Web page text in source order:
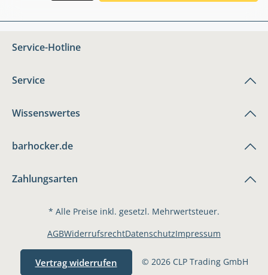
Service-Hotline
Service
Wissenswertes
barhocker.de
Zahlungsarten
* Alle Preise inkl. gesetzl. Mehrwertsteuer.
Vertrag widerrufen © 2026 CLP Trading GmbH
AGBWiderrufsrechtDatenschutzImpressum